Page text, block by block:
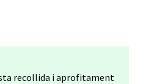
recollida i aprofitament